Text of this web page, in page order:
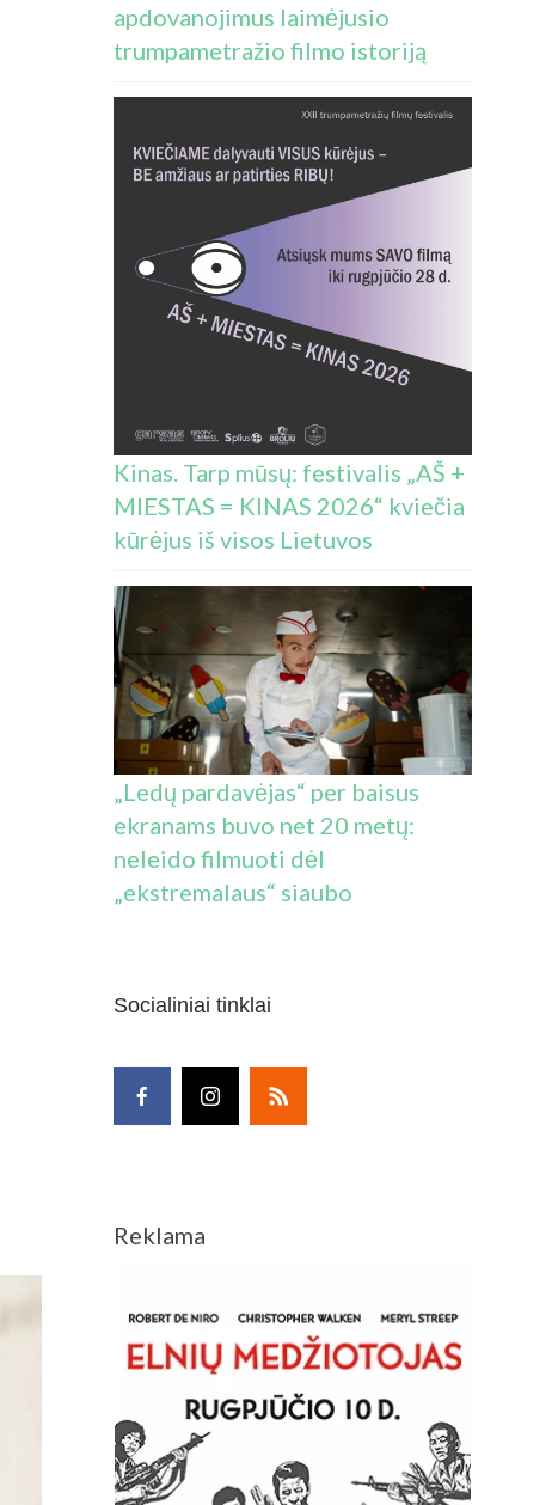
apdovanojimus laimėjusio
trumpametražio filmo istoriją
Kinas. Tarp mūsų: festivalis „AŠ +
MIESTAS = KINAS 2026“ kviečia
kūrėjus iš visos Lietuvos
„Ledų pardavėjas“ per baisus
ekranams buvo net 20 metų:
neleido filmuoti dėl
„ekstremalaus“ siaubo
Socialiniai tinklai
Reklama